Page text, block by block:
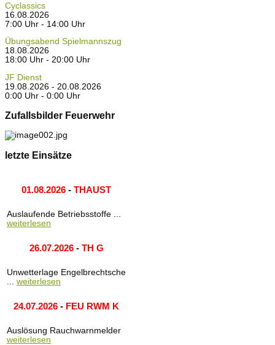
Cyclassics
16.08.2026
7:00 Uhr - 14:00 Uhr
Übungsabend Spielmannszug
18.08.2026
18:00 Uhr - 20:00 Uhr
JF Dienst
19.08.2026 - 20.08.2026
0:00 Uhr - 0:00 Uhr
Zufallsbilder Feuerwehr
letzte Einsätze
01.08.2026 - THAUST
Auslaufende Betriebsstoffe ...
weiterlesen
26.07.2026- TH G
Unwetterlage Engelbrechtsche
... weiterlesen
24.07.2026 - FEU RWM K
Auslösung Rauchwarnmelder
weiterlesen